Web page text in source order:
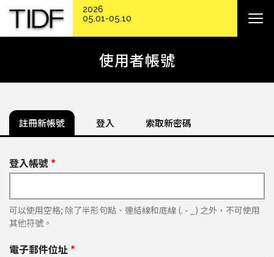
使用者帳號
註冊新帳號 登入 索取新密碼
登入帳號 *
可以使用空格; 除了半形句點、連結線和底線 (. - _) 之外，不可使用
其他符號。
電子郵件位址 *
2026
05.01-05.10